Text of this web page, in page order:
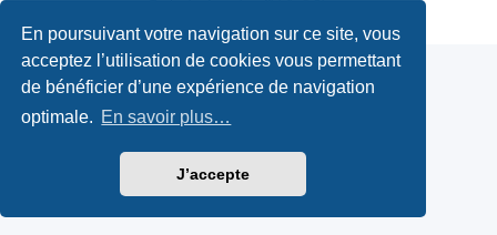
En poursuivant votre navigation sur ce site, vous
acceptez l’utilisation de cookies vous permettant
de bénéficier d’une expérience de navigation
optimale. En savoir plus…
J’accepte
Traduction française officielle©Qiaeru